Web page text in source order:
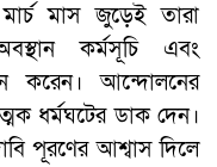
মাস জুড়েই তারা
কর্মসূচি এবং
করেন। আন্দোলনের
ধর্মঘটের ডাক দেন।
পূরণের আশ্বাস দিলে